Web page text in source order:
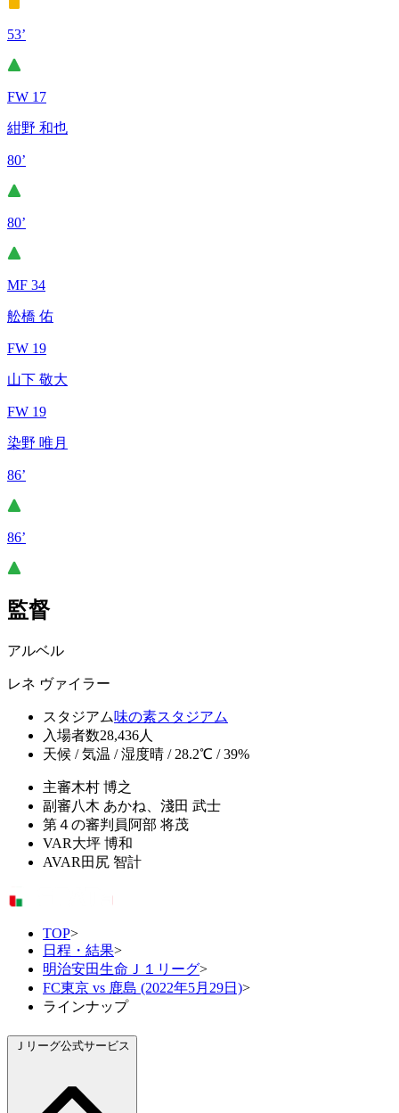
53’
FW 17
紺野 和也
80’
80’
MF 34
舩橋 佑
FW 19
山下 敬大
FW 19
染野 唯月
86’
86’
監督
アルベル
レネ ヴァイラー
スタジアム味の素スタジアム
入場者数28,436人
天候 / 気温 / 湿度晴 / 28.2℃ / 39%
主審木村 博之
副審八木 あかね、淺田 武士
第４の審判員 阿部 将茂
VAR大坪 博和
AVAR 田尻 智計
TOP>
日程・結果>
明治安田生命Ｊ１リーグ>
FC東京 vs 鹿島 (2022年5月29日)>
ラインナップ
Ｊリーグ公式サービス